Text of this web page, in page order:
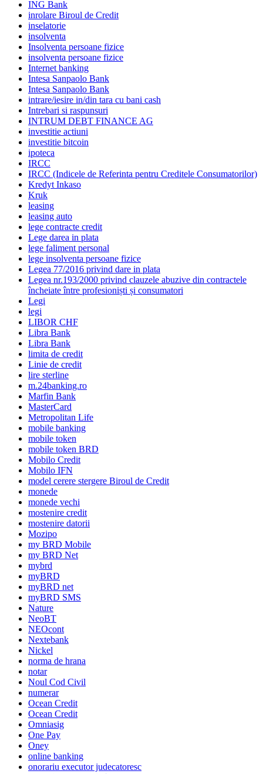
ING Bank
inrolare Biroul de Credit
inselatorie
insolventa
Insolventa persoane fizice
insolventa persoane fizice
Internet banking
Intesa Sanpaolo Bank
Intesa Sanpaolo Bank
intrare/iesire in/din tara cu bani cash
Intrebari si raspunsuri
INTRUM DEBT FINANCE AG
investitie actiuni
investitie bitcoin
ipoteca
IRCC
IRCC (Indicele de Referinta pentru Creditele Consumatorilor)
Kredyt Inkaso
Kruk
leasing
leasing auto
lege contracte credit
Lege darea in plata
lege faliment personal
lege insolventa persoane fizice
Legea 77/2016 privind dare in plata
Legea nr.193/2000 privind clauzele abuzive din contractele
încheiate între profesioniști și consumatori
Legi
legi
LIBOR CHF
Libra Bank
Libra Bank
limita de credit
Linie de credit
lire sterline
m.24banking.ro
Marfin Bank
MasterCard
Metropolitan Life
mobile banking
mobile token
mobile token BRD
Mobilo Credit
Mobilo IFN
model cerere stergere Biroul de Credit
monede
monede vechi
mostenire credit
mostenire datorii
Mozipo
my BRD Mobile
my BRD Net
mybrd
myBRD
myBRD net
myBRD SMS
Nature
NeoBT
NEOcont
Nextebank
Nickel
norma de hrana
notar
Noul Cod Civil
numerar
Ocean Credit
Ocean Credit
Omniasig
One Pay
Oney
online banking
onorariu executor judecatoresc